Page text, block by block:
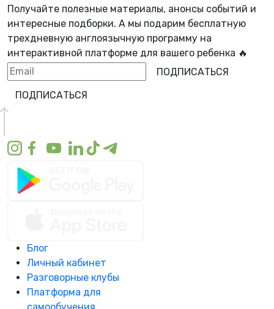
Получайте полезные материалы, анонсы событий и
интересные подборки. А мы подарим бесплатную
трехдневную англоязычную программу на
интерактивной платформе для вашего ребенка 🔥
ПОДПИСАТЬСЯ
ПОДПИСАТЬСЯ
Блог
Личный кабинет
Разговорные клубы
Платформа для
самообучения